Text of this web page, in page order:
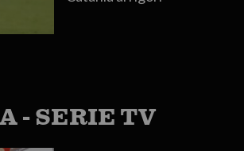
- SERIE TV